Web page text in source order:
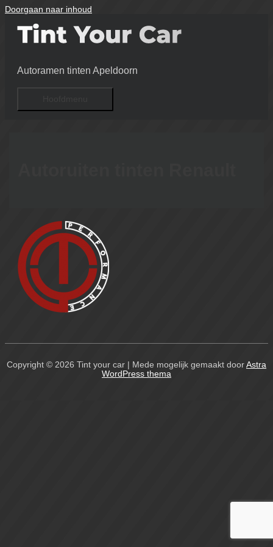
Doorgaan naar inhoud
Autoramen tinten Apeldoorn
Copyright © 2026 Tint your car | Mede mogelijk gemaakt door Astra
WordPress thema